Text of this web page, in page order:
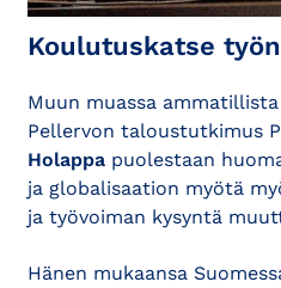
Koulutuskatse
Muun muassa
Pellervon taloustutkimus
Holappapuolestaan
ja globalisaation myötä
ja työvoiman kysyntä
Hänen mukaansa